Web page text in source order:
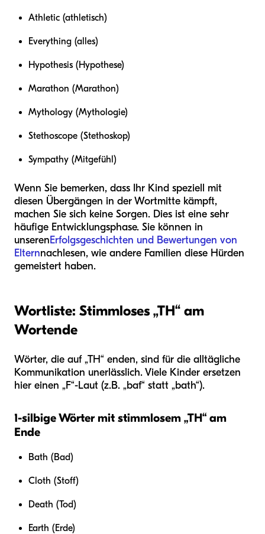
Athletic (athletisch)
Everything (alles)
Hypothesis (Hypothese)
Marathon (Marathon)
Mythology (Mythologie)
Stethoscope (Stethoskop)
Sympathy (Mitgefühl)
Wenn Sie bemerken, dass Ihr Kind speziell mit
diesen Übergängen in der Wortmitte kämpft,
machen Sie sich keine Sorgen. Dies ist eine sehr
häufige Entwicklungsphase. Sie können in
unserenErfolgsgeschichten und Bewertungen von
Elternnachlesen, wie andere Familien diese Hürden
gemeistert haben.
Wortliste: Stimmloses „TH“ am
Wortende
Wörter, die auf „TH“ enden, sind für die alltägliche
Kommunikation unerlässlich. Viele Kinder ersetzen
hier einen „F“-Laut (z.B. „baf“ statt „bath“).
1-silbige Wörter mit stimmlosem „TH“ am
Ende
Bath (Bad)
Cloth (Stoff)
Death (Tod)
Earth (Erde)